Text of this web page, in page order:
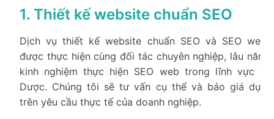
1. Thiết kế website chuẩn SEO
Dịch vụ thiết kế website chuẩn SEO và SEO web
được thực hiện cùng đối tác chuyên nghiệp, lâu năm
kinh nghiệm thực hiện SEO web trong lĩnh vực Y
Dược. Chúng tôi sẽ tư vấn cụ thể và báo giá dựa
trên yêu cầu thực tế của doanh nghiệp.